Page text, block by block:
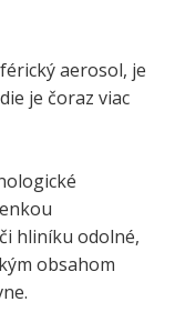
aerosol, je
je čoraz viac
hliníku odolné,
obsahom